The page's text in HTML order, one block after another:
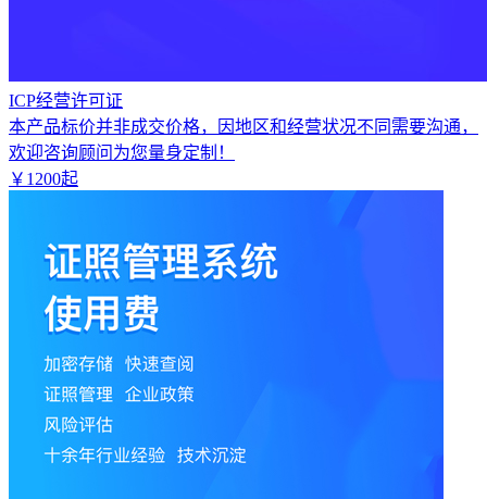
ICP经营许可证
本产品标价并非成交价格，因地区和经营状况不同需要沟通，
欢迎咨询顾问为您量身定制！
￥ 1200起